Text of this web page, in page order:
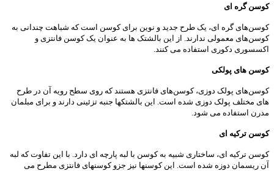
کوسن گره ای
کوسن‌های گره ای، یک طرح جدید و نوین برای کوسن است که شباهت چندانی به
کوسن‌های معمولی ندارند. از این بالشتک ها به عنوان یک کوسن فانتزی و
اکسسوری دکوری استفاده می کنند.
کوسن های پولکی
کوسن‌های پولک دوزی، کوسن‌های فانتزی هستند که روی سطح رویه آن در طرح
های مختلف پولک دوزی شده است. این بالشتکها جنبه تزئینی دارند و برای مبلمان
مدرن استفاده می شود.
کوسن ترکیه ای
کوسن ترکیه ای، ساختاری شبیه به کوسن با لبه پارچه ای دارد. با این تفاوت که لبه
آن ریسمان دوزه شده است. این کوسنها نیز جزو کوسنهای فانتزی مطرح می